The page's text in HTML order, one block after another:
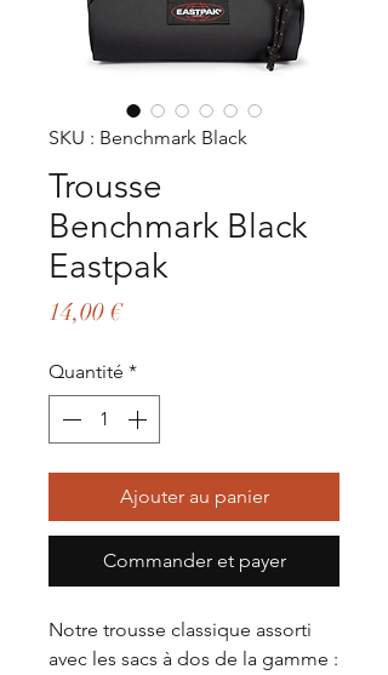
SKU : Benchmark Black
Trousse
Benchmark Black
Eastpak
14,00 €Prix
Quantité *
Ajouter au panier
Commander et payer
Notre trousse classique assorti
avec les sacs à dos de la gamme :